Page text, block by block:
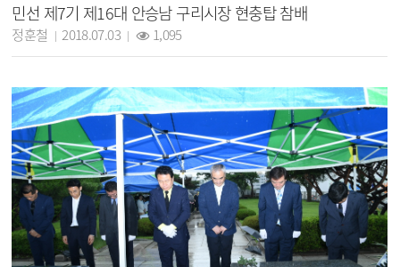
민선 제7기 제16대 안승남 구리시장 현충탑 참배
정훈철 2018.07.03 1,095